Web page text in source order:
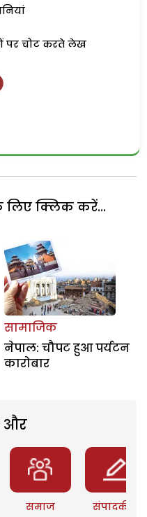
पर चोट करते लेख
लिए क्लिक करें...
सामाजिक
नेपाल: चौपट हुआ पर्यटन
कारोबार
और
समाज संपादकीय